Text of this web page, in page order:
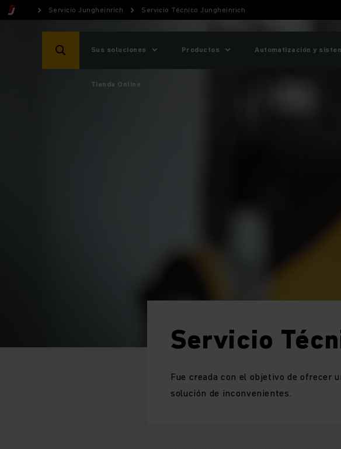
Servicio Jungheinrich Servicio Técnico Jungheinrich
Sus soluciones Productos Automatización y
Tienda Online
Servicio
Fue creada con el objetivo de ofrecer
solución de inconvenientes.